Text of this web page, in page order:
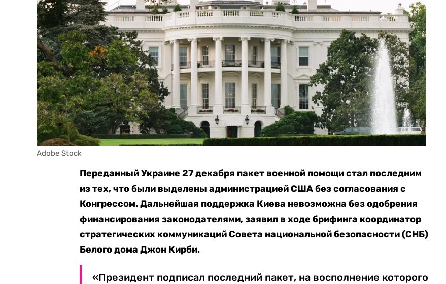
Adobe Stock
Переданный Украине 27 декабря пакет военной помощи стал последним
из тех, что были выделены администрацией США без согласования с
Конгрессом. Дальнейшая поддержка Киева невозможна без одобрения
финансирования законодателями, заявил в ходе брифинга координатор
стратегических коммуникаций Совета национальной безопасности (СНБ)
Белого дома Джон Кирби.
«Президент подписал последний пакет, на восполнение которого